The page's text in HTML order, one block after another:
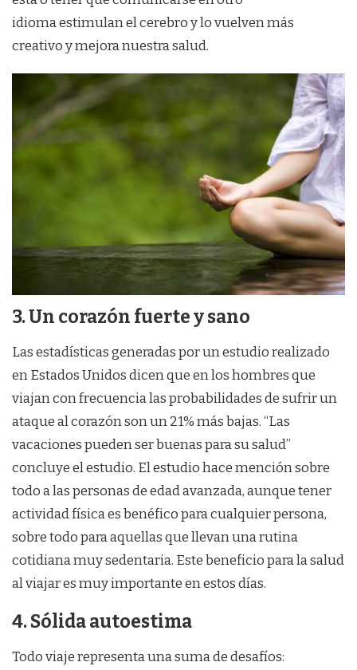
idioma estimulan el cerebro y lo vuelven más
creativo y mejora nuestra salud.
3. Un corazón fuerte y sano
Las estadísticas generadas por un estudio realizado
en Estados Unidos dicen que en los hombres que
viajan con frecuencia las probabilidades de sufrir un
ataque al corazón son un 21% más bajas. “Las
vacaciones pueden ser buenas para su salud”
concluye el estudio. El estudio hace mención sobre
todo a las personas de edad avanzada, aunque tener
actividad física es benéfico para cualquier persona,
sobre todo para aquellas que llevan una rutina
cotidiana muy sedentaria. Este beneficio para la salud
al viajar es muy importante en estos días.
4. Sólida autoestima
Todo viaje representa una suma de desafíos: